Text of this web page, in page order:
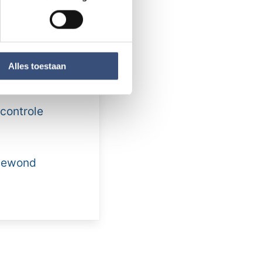
partners voor social
die u aan ze heeft
Alles toestaan
over zijn akker